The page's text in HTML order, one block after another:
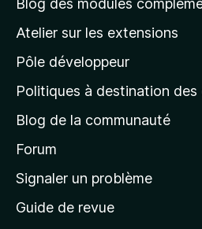
p
a
g
d
a
c
Blog des modules
Atelier sur les extensions
Pôle développeur
Politiques à destination des
Blog de la communauté
Forum
Signaler un problème
Guide de revue